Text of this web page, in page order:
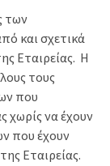
των
και σχετικά
Εταιρείας. Η
τους
που
χωρίς να έχουν
που έχουν
Εταιρείας.